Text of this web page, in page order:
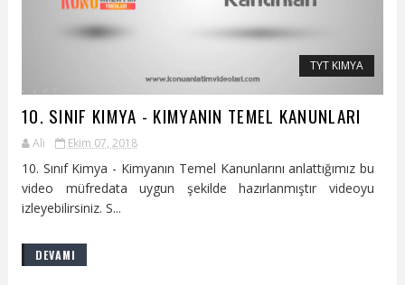
TYT KIMYA
10. SINIF KIMYA - KIMYANIN TEMEL KANUNLARI
Ali Ekim 07, 2018
10. Sınıf Kimya - Kimyanın Temel Kanunlarını anlattığımız bu
video müfredata uygun şekilde hazırlanmıştır videoyu
izleyebilirsiniz. S...
DEVAMI